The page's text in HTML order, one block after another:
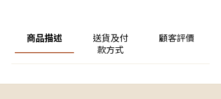
商品描述
送貨及付
款方式
顧客評價